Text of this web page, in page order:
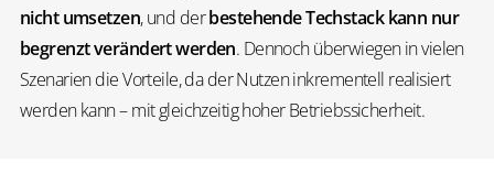
nicht umsetzen, und derbestehende Techstack kann nur
begrenzt verändert werden. Dennoch überwiegen in vielen
Szenarien die Vorteile, da der Nutzen inkrementell realisiert
werden kann – mit gleichzeitig hoher Betriebssicherheit.